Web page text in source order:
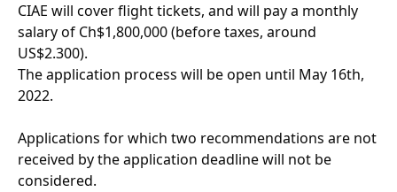
CIAE will cover flight tickets, and will pay a monthly
salary of Ch$1,800,000 (before taxes, around
US$2.300).
The application process will be open until May 16th,
2022.
Applications for which two recommendations are not
received by the application deadline will not be
considered.